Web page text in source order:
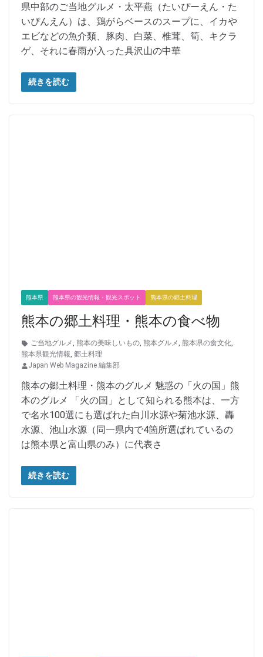
県中部のご当地グルメ・太平燕（たいぴーえん・た
いぴんえん）は、鶏がらベースのスープに、イカや
エビなどの魚介類、豚肉、白菜、椎茸、筍、キクラ
ゲ、それに春雨が入った具沢山の中華
続きを読む
熊本県 熊本県の観光情報・観光スポット 熊本県の郷土料理
熊本の郷土料理・熊本の食べ物
ご当地グルメ, 熊本の美味しいもの, 熊本グルメ, 熊本県の食文化,
熊本県観光情報, 郷土料理
Japan Web Magazine 編集部
熊本の郷土料理・熊本のグルメ 魅惑の「火の国」熊
本のグルメ 「火の国」として知られる熊本は、一方
で名水100選にも選ばれた白川水源や菊池水源、轟
水源、池山水源（同一県内で4箇所選ばれているの
は熊本県と富山県のみ）に代表さ
続きを読む